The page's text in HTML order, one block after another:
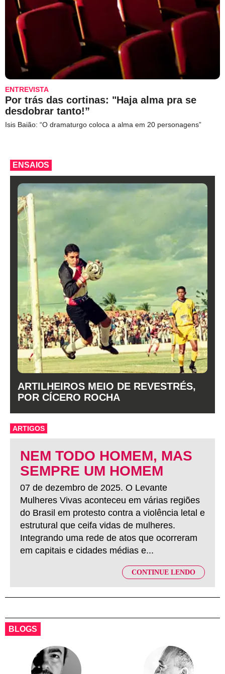
ENTREVISTA
Por trás das cortinas: "Haja alma pra se
desdobrar tanto!”
Isis Baião: “O dramaturgo coloca a alma em 20 personagens”
ENSAIOS
ARTILHEIROS MEIO DE REVESTRÉS,
POR CÍCERO ROCHA
ARTIGOS
NEM TODO HOMEM, MAS
SEMPRE UM HOMEM
07 de dezembro de 2025. O Levante
Mulheres Vivas aconteceu em várias regiões
do Brasil em protesto contra a violência letal e
estrutural que ceifa vidas de mulheres.
Integrando uma rede de atos que ocorreram
em capitais e cidades médias e...
CONTINUE LENDO
BLOGS